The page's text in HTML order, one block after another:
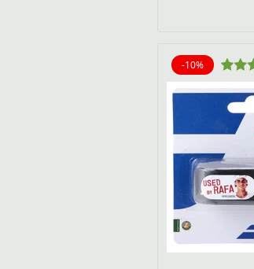
-10%
10% reduziert